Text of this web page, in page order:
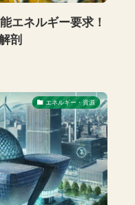
エネルギー要求！
剖
エネルギー・資源